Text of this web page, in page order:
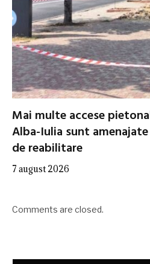
Mai multe accese
Alba-Iulia sunt
de reabilitare
7 august 2026
Comments are closed.